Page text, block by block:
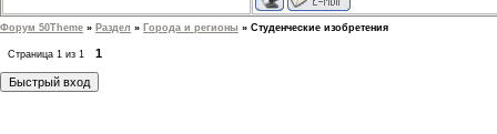
Форум 50Theme » Раздел » Города и регионы » Студенческие изобретения
Страница 1 из 1 1